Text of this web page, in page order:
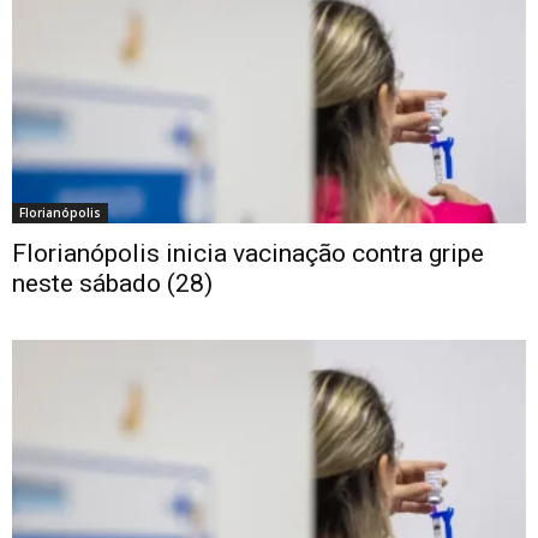
Florianópolis
Florianópolis inicia vacinação contra gripe
neste sábado (28)